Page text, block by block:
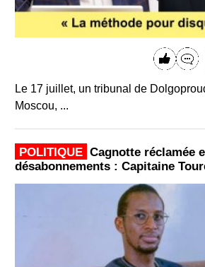
Le 17 juillet, un tribunal de
Moscou, ...
POLITIQUE Cagnotte réclamée
désabonnements : Capitaine